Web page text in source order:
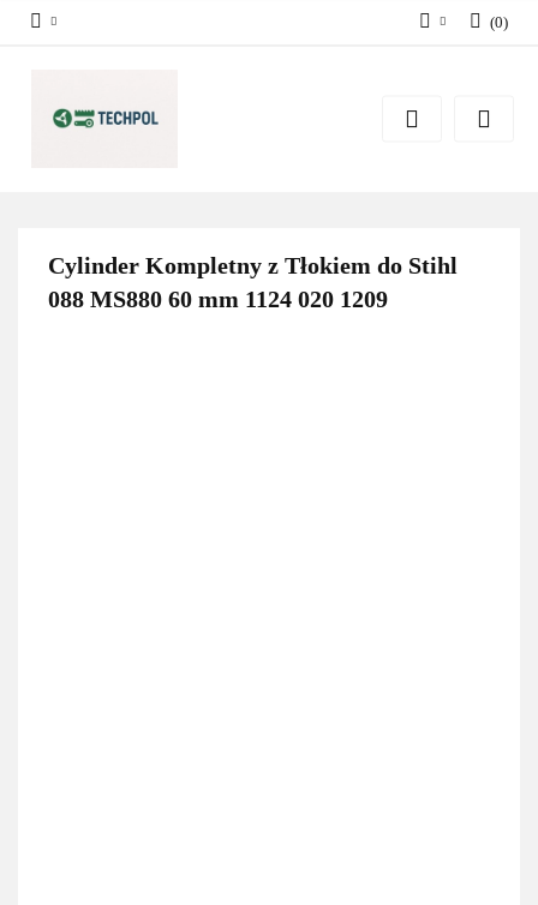
Zarejestruj się
(0)
Cylinder Kompletny z Tłokiem do Stihl
088 MS880 60 mm 1124 020 1209